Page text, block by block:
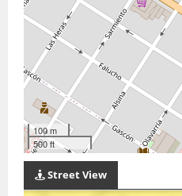
100 m
500 ft
Street View